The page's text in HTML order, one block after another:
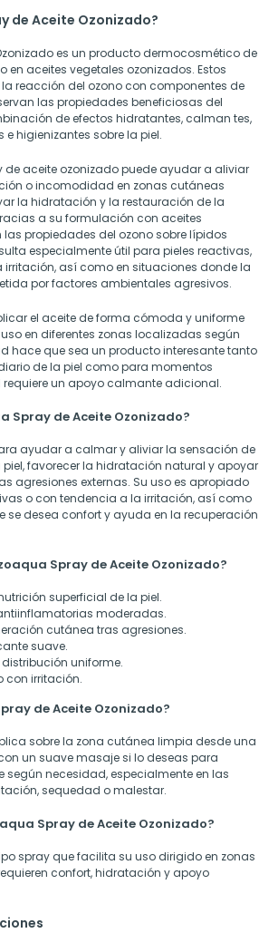
de Aceite Ozonizado?
es un producto dermocosmético de
en aceites vegetales ozonizados. Estos
reacción del ozono con componentes de
las propiedades beneficiosas del
de efectos hidratantes, calman tes,
higienizantes sobre la piel.
de aceite ozonizado puede ayudar a aliviar
o incomodidad en zonas cutáneas
la hidratación y la restauración de la
a su formulación con aceites
propiedades del ozono sobre lípidos
especialmente útil para pieles reactivas,
así como en situaciones donde la
por factores ambientales agresivos.
el aceite de forma cómoda y uniforme
en diferentes zonas localizadas según
hace que sea un producto interesante tanto
de la piel como para momentos
requiere un apoyo calmante adicional.
Spray de Aceite Ozonizado?
ayudar a calmar y aliviar la sensación de
favorecer la hidratación natural y apoyar
agresiones externas. Su uso es apropiado
o con tendencia a la irritación, así como
se desea confort y ayuda en la recuperación
Spray de Aceite Ozonizado?
superficial de la piel.
moderadas.
cutánea tras agresiones.
suave.
uniforme.
con irritación.
de Aceite Ozonizado?
sobre la zona cutánea limpia desde una
un suave masaje si lo deseas para
según necesidad, especialmente en las
sequedad o malestar.
Spray de Aceite Ozonizado?
spray que facilita su uso dirigido en zonas
confort, hidratación y apoyo